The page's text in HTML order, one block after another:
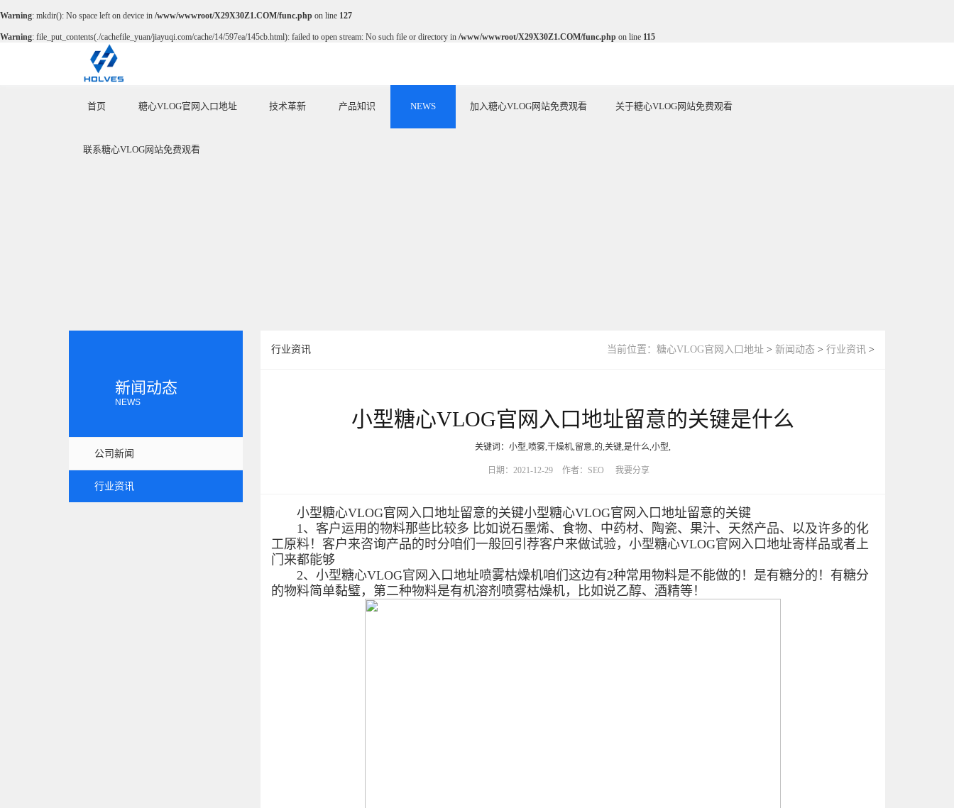
Warning: mkdir(): No space left on device in /www/wwwroot/X29X30Z1.COM/func.php on line 127
Warning: file_put_contents(./cachefile_yuan/jiayuqi.com/cache/14/597ea/145cb.html): failed to open stream: No such file or directory in /www/wwwroot/X29X30Z1.COM/func.php on line 115
首页 糖心VLOG官网入口地址 技术革新 产品知识
新闻动态
NEWS 加入糖心VLOG网站免费观看 关于糖心VLOG网站免费观看
联系糖心VLOG网站免费观看
新闻动态
NEWS
公司新闻
行业资讯
行业资讯 当前位置： 糖心VLOG官网入口地址 > 新闻动态 > 行业资讯 >
小型糖心VLOG官网入口地址留意的关键是什么
关键词：小型,喷雾,干燥机,留意,的,关键,是什么,小型,
日期：2021-12-29 作者：SEO 我要分享
小型糖心VLOG官网入口地址留意的关键小型糖心VLOG官网入口地址留意的关键
1、客户运用的物料那些比较多 比如说石墨烯、食物、中药材、陶瓷、果汁、天然产品、以及许多的化
工原料！客户来咨询产品的时分咱们一般回引荐客户来做试验，小型糖心VLOG官网入口地址寄样品或者上
门来都能够
2、小型糖心VLOG官网入口地址喷雾枯燥机咱们这边有2种常用物料是不能做的！是有糖分的！有糖分
的物料简单黏璧，第二种物料是有机溶剂喷雾枯燥机，比如说乙醇、酒精等！